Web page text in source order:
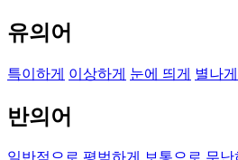
유의어
특이하게 이상하게 눈에 띄게 별나게
반의어